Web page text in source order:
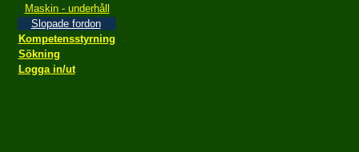
Maskin - underhåll
Slopade fordon
Kompetensstyrning
Sökning
Logga in/ut